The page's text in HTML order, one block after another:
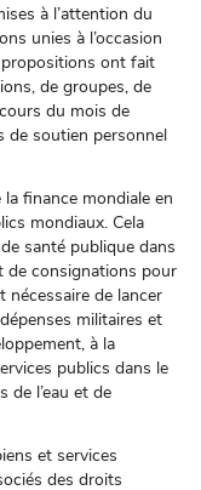
à l’attention du
unies à l’occasion
propositions ont fait
de groupes, de
du mois de
de soutien personnel
la finance mondiale en
mondiaux. Cela
santé publique dans
de consignations pour
nécessaire de lancer
militaires et
à la
publics dans le
de l’eau et de
et services
des droits